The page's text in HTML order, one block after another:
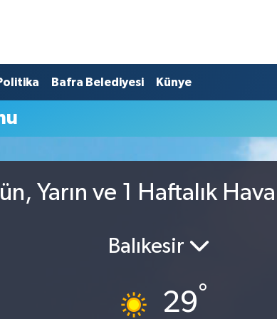
Bafra Belediyesi Künye
Yarın ve 1 Haftalık
Balıkesir
29°